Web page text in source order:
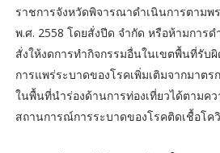
ราชการจังหวัดพิจารณาดำเนินการตาม
พ.ศ. 2558 โดยสั่งปีด จำกัด หรือห้ามการ
สั่งให้งดการทำกิจกรรมอื่นในเขตพื้นที่รับ
การแพร่ระบาดของโรคเพิ่มเติมจากมาต
ในพื้นที่นำร่องด้านการท่องเที่ยวได้ตามค
สถานการณ์การระบาดของโรคติดเชื้อโค